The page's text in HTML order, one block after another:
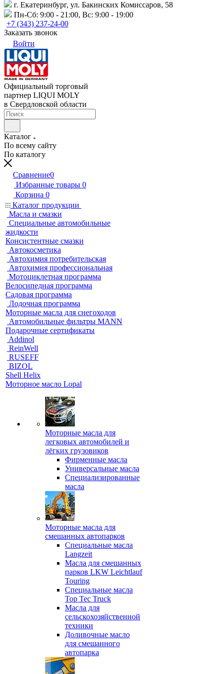
г. Екатеринбург, ул. Бакинских Комиссаров, 58
Пн-Сб: 9:00 - 21:00, Вс: 9:00 - 19:00
+7 (343) 237-24-00
Заказать звонок
Войти
Официальный торговый
партнер LIQUI MOLY
в Свердловской области
Каталог
По всему сайту
По каталогу
Сравнение0
Избранные товары 0
Корзина 0
Каталог продукции
Масла и смазки
Специальные автомобильные
жидкости
Консистентные смазки
Автокосметика
Автохимия потребительская
Автохимия профессиональная
Мотоциклетная программа
Велосипедная программа
Садовая программа
Лодочная программа
Моторные масла для снегоходов
Автомобильные фильтры MANN
Подарочные сертификаты
Addinol
ReinWell
RUSEFF
BIZOL
Shell Helix
Моторное масло Lopal
Моторные масла для
легковых автомобилей и
лёгких грузовиков
Фирменные масла
Универсальные масла
Специализированные
масла
Моторные масла для
смешанных автопарков
Специальные масла
Langzeit
Масла для смешанных
парков LKW Leichtlauf
Touring
Специальные масла
Top Tec Truck
Масла для
сельскохозяйственной
техники
Доливочные масло
для смешанного
автопарка